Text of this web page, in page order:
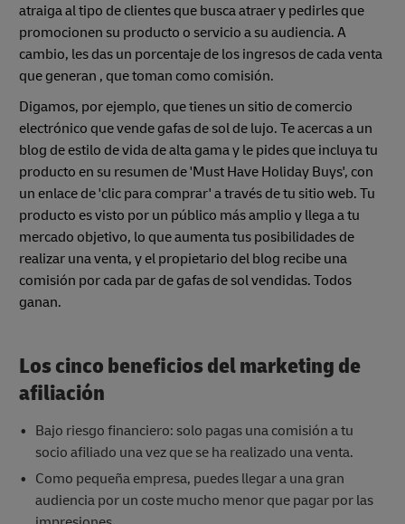
atraiga al tipo de clientes que busca atraer y pedirles que
promocionen su producto o servicio a su audiencia. A
cambio, les das un porcentaje de los ingresos de cada venta
que generan , que toman como comisión.
Digamos, por ejemplo, que tienes un sitio de comercio
electrónico que vende gafas de sol de lujo. Te acercas a un
blog de estilo de vida de alta gama y le pides que incluya tu
producto en su resumen de 'Must Have Holiday Buys', con
un enlace de 'clic para comprar' a través de tu sitio web. Tu
producto es visto por un público más amplio y llega a tu
mercado objetivo, lo que aumenta tus posibilidades de
realizar una venta, y el propietario del blog recibe una
comisión por cada par de gafas de sol vendidas. Todos
ganan.
Los cinco beneficios del marketing de
afiliación
Bajo riesgo financiero: solo pagas una comisión a tu
socio afiliado una vez que se ha realizado una venta.
Como pequeña empresa, puedes llegar a una gran
audiencia por un coste mucho menor que pagar por las